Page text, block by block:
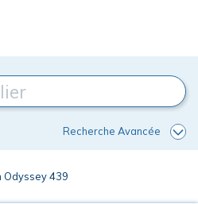
Recherche Avancée
Odyssey 439